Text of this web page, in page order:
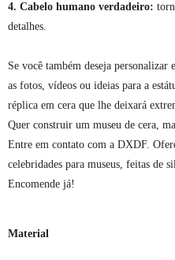
4. Cabelo humano verdadeiro:
detalhes.
Se você também deseja personalizar
as fotos, vídeos ou ideias para a
réplica em cera que lhe deixará
Quer construir um museu de cera,
Entre em contato com a DXDF.
celebridades para museus, feitas de
Encomende já!
Material